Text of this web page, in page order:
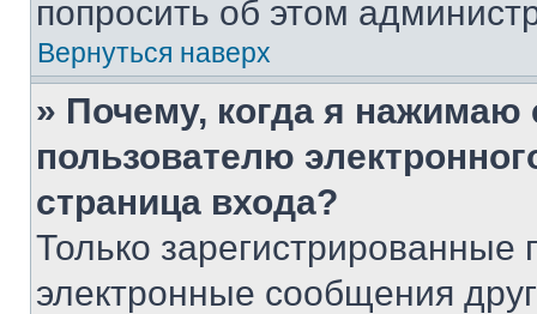
попросить об этом
Вернуться наверх
» Почему, когда я нажимаю
пользователю
страница входа?
Только зарегистрированные
электронные сообщения